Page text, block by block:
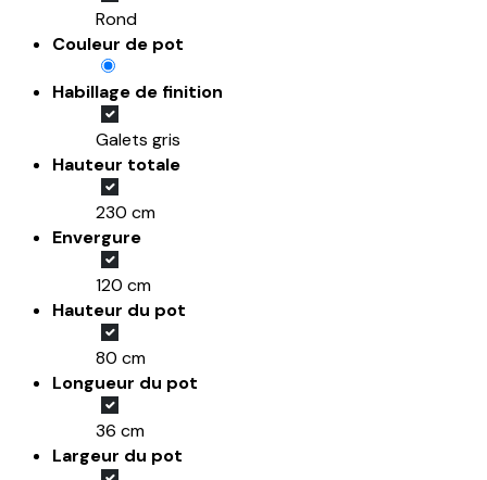
Rond
Couleur de pot
Habillage de finition
Galets gris
Hauteur totale
230 cm
Envergure
120 cm
Hauteur du pot
80 cm
Longueur du pot
36 cm
Largeur du pot